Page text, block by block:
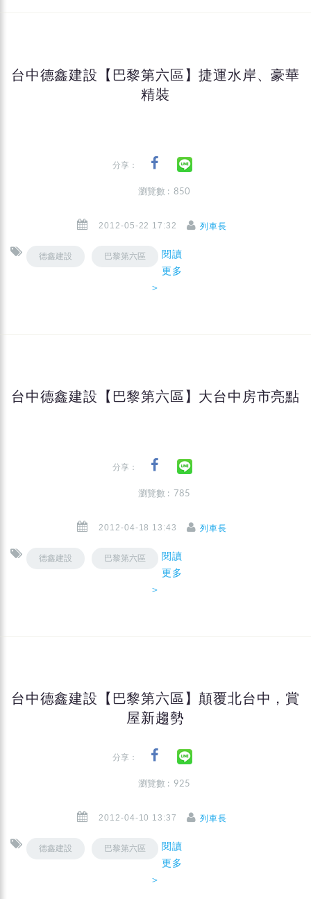
台中德鑫建設【巴黎第六區】捷運水岸、豪華
精裝
分享：
瀏覽數 : 850
2012-05-22 17:32 列車長
德鑫建設 巴黎第六區
閱讀
更多
＞
台中德鑫建設【巴黎第六區】大台中房市亮點
分享：
瀏覽數 : 785
2012-04-18 13:43 列車長
德鑫建設 巴黎第六區
閱讀
更多
＞
台中德鑫建設【巴黎第六區】顛覆北台中，賞
屋新趨勢
分享：
瀏覽數 : 925
2012-04-10 13:37 列車長
德鑫建設 巴黎第六區
閱讀
更多
＞